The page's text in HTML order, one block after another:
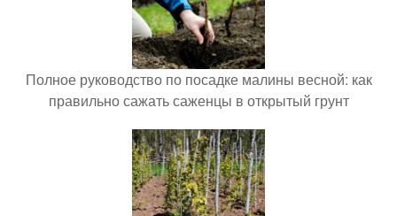
Полное руководство по посадке малины весной: как
правильно сажать саженцы в открытый грунт